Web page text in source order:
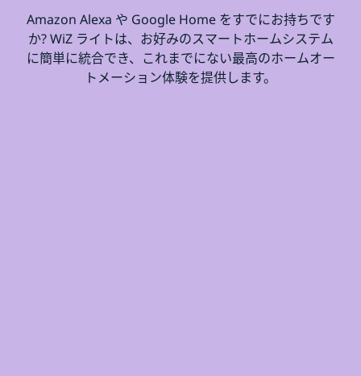
Amazon Alexa や Google Home をすでにお持ちです
か? WiZ ライトは、お好みのスマートホームシステム
に簡単に統合でき、これまでにない最高のホームオー
トメーション体験を提供します。